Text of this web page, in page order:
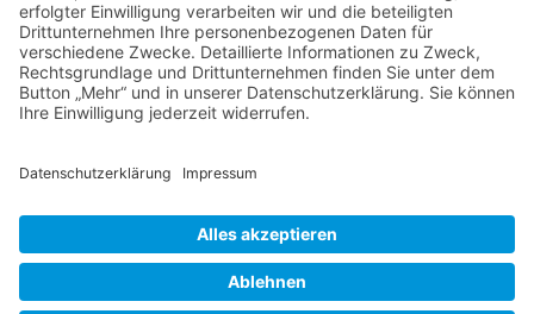
Lars Jantzen – live on stage»